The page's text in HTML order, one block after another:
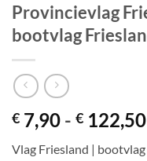
Provincievlag
bootvlag
€ 7,90 - € 122,50
Vlag Friesland |